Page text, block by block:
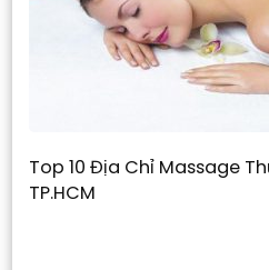
Top 10 Địa Chỉ Massage
TP.HCM